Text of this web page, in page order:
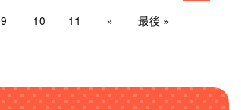
9 10 11 » 最後 »